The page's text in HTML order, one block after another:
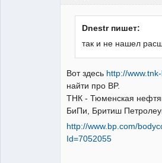
Dnestr пишет:
так и не нашел
Вот здесь http://
найти про BP.
ТНК - Тюменская
БиПи, Бритиш
http://www.bp.com/
Id=7052055